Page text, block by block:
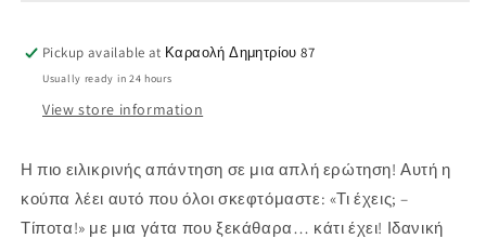
πιο
παθητικά
επιθετική
γάτα
πιο
παθητικά
επιθετική
γάτα
Pickup available at Καραολή Δημητρίου 87
Usually ready in 24 hours
View store information
Η πιο ειλικρινής απάντηση σε μια απλή ερώτηση! Αυτή η
κούπα λέει αυτό που όλοι σκεφτόμαστε: «Τι έχεις; –
Τίποτα!» με μια γάτα που ξεκάθαρα… κάτι έχει! Ιδανική